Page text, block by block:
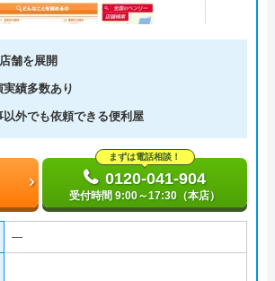
舗を展開
実績多数あり
以外でも依頼できる便利屋
まずは電話相談！
0120-041-904
受付時間 9:00～17:30（本店）
―